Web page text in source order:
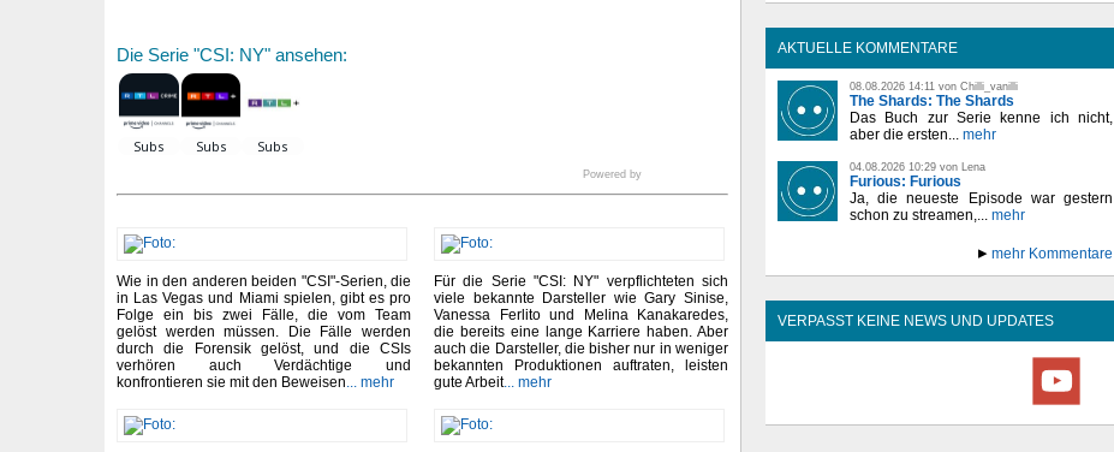
Die Serie "CSI: NY" ansehen:
Powered by
Wie in den anderen beiden "CSI"-Serien, die
in Las Vegas und Miami spielen, gibt es pro
Folge ein bis zwei Fälle, die vom Team
gelöst werden müssen. Die Fälle werden
durch die Forensik gelöst, und die CSIs
verhören auch Verdächtige und
konfrontieren sie mit den Beweisen... mehr
Für die Serie "CSI: NY" verpflichteten sich
viele bekannte Darsteller wie Gary Sinise,
Vanessa Ferlito und Melina Kanakaredes,
die bereits eine lange Karriere haben. Aber
auch die Darsteller, die bisher nur in weniger
bekannten Produktionen auftraten, leisten
gute Arbeit... mehr
AKTUELLE KOMMENTARE
08.08.2026 14:11 von Chilli_vanilli
The Shards: The Shards
Das Buch zur Serie kenne ich nicht,
aber die ersten... mehr
04.08.2026 10:29 von Lena
Furious: Furious
Ja, die neueste Episode war gestern
schon zu streamen,... mehr
mehr Kommentare
VERPASST KEINE NEWS UND UPDATES